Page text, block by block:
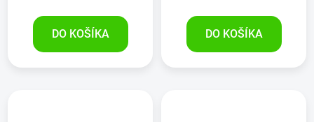
DO KOŠÍKA DO KOŠÍKA